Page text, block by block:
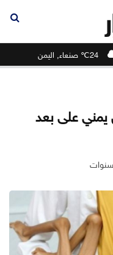
24℃ صنعاء, اليمن
طفل يمني على بعد